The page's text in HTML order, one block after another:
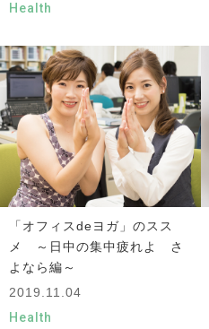
Health
「オフィスdeヨガ」のスス
メ ～日中の集中疲れよ さ
よなら編～
2019.11.04
Health